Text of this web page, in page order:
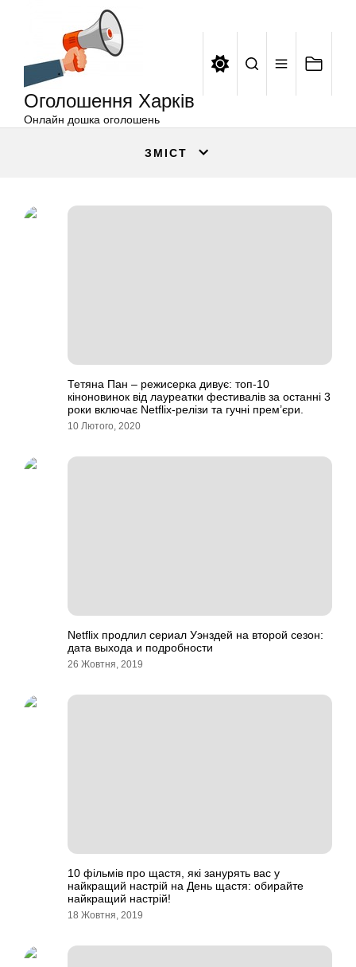
Оголошення Харків
Онлайн дошка оголошень
ЗМІСТ
Тетяна Пан – режисерка дивує: топ-10
кіноновинок від лауреатки фестивалів за останні 3
роки включає Netflix-релізи та гучні прем’єри.
10 Лютого, 2020
Netflix продлил сериал Уэнздей на второй сезон:
дата выхода и подробности
26 Жовтня, 2019
10 фільмів про щастя, які занурять вас у
найкращий настрій на День щастя: обирайте
найкращий настрій!
18 Жовтня, 2019